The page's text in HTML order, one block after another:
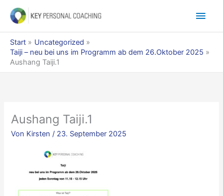
Inhalt
Start
Uncategorized
Taiji – neu bei uns im Programm ab dem 26.Oktober 2025
Aushang Taiji.1
Aushang Taiji.1
Von Kirsten/ 23. September 2025